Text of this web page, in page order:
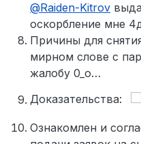
@Raiden-Kitrov
оскорбление мне
Причины для
мирном слове с
жалобу 0_о…
Доказательства:
Ознакомлен и